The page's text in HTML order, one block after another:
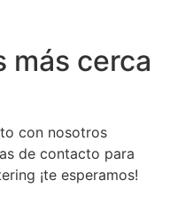
más cerca
con nosotros
de contacto para
¡te esperamos!